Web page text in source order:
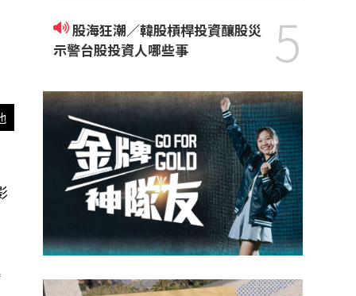
股海狂潮／韓股槓桿投資釀股災
示警台股投資人哪些事
5